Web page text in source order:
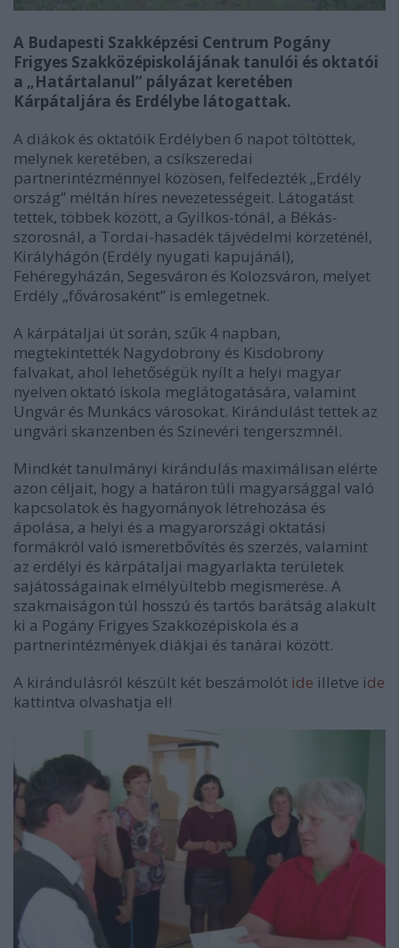
A Budapesti Szakképzési Centrum Pogány
Frigyes Szakközépiskolájának tanulói és oktatói
a „Határtalanul” pályázat keretében
Kárpátaljára és Erdélybe látogattak.
A diákok és oktatóik Erdélyben 6 napot töltöttek,
melynek keretében, a csíkszeredai
partnerintézménnyel közösen, felfedezték „Erdély
ország” méltán híres nevezetességeit. Látogatást
tettek, többek között, a Gyilkos-tónál, a Békás-
szorosnál, a Tordai-hasadék tájvédelmi körzeténél,
Királyhágón (Erdély nyugati kapujánál),
Fehéregyházán, Segesváron és Kolozsváron, melyet
Erdély „fővárosaként” is emlegetnek.
A kárpátaljai út során, szűk 4 napban,
megtekintették Nagydobrony és Kisdobrony
falvakat, ahol lehetőségük nyílt a helyi magyar
nyelven oktató iskola meglátogatására, valamint
Ungvár és Munkács városokat. Kirándulást tettek az
ungvári skanzenben és Szinevéri tengerszmnél.
Mindkét tanulmányi kirándulás maximálisan elérte
azon céljait, hogy a határon túli magyarsággal való
kapcsolatok és hagyományok létrehozása és
ápolása, a helyi és a magyarországi oktatási
formákról való ismeretbővítés és szerzés, valamint
az erdélyi és kárpátaljai magyarlakta területek
sajátosságainak elmélyültebb megismerése. A
szakmaiságon túl hosszú és tartós barátság alakult
ki a Pogány Frigyes Szakközépiskola és a
partnerintézmények diákjai és tanárai között.
A kirándulásról készült két beszámolót ide illetve ide
kattintva olvashatja el!